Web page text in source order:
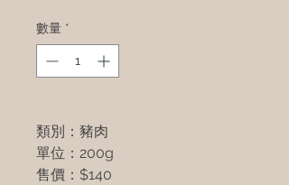
數量 *
類別：豬肉
單位：200g
售價：$140